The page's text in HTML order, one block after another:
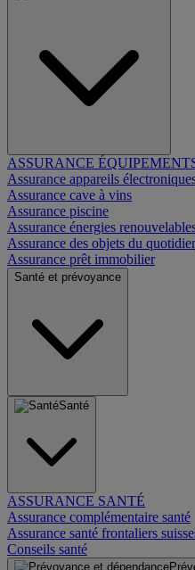
ASSURANCE
Assurance appareils
Assurance cave à vins
Assurance piscine
Assurance énergies
Assurance des objets du
Assurance prêt immobilier
Santé et prévoyance
Santé
ASSURANCE SANTÉ
Assurance complémentaire santé
Assurance santé frontaliers
Conseils santé